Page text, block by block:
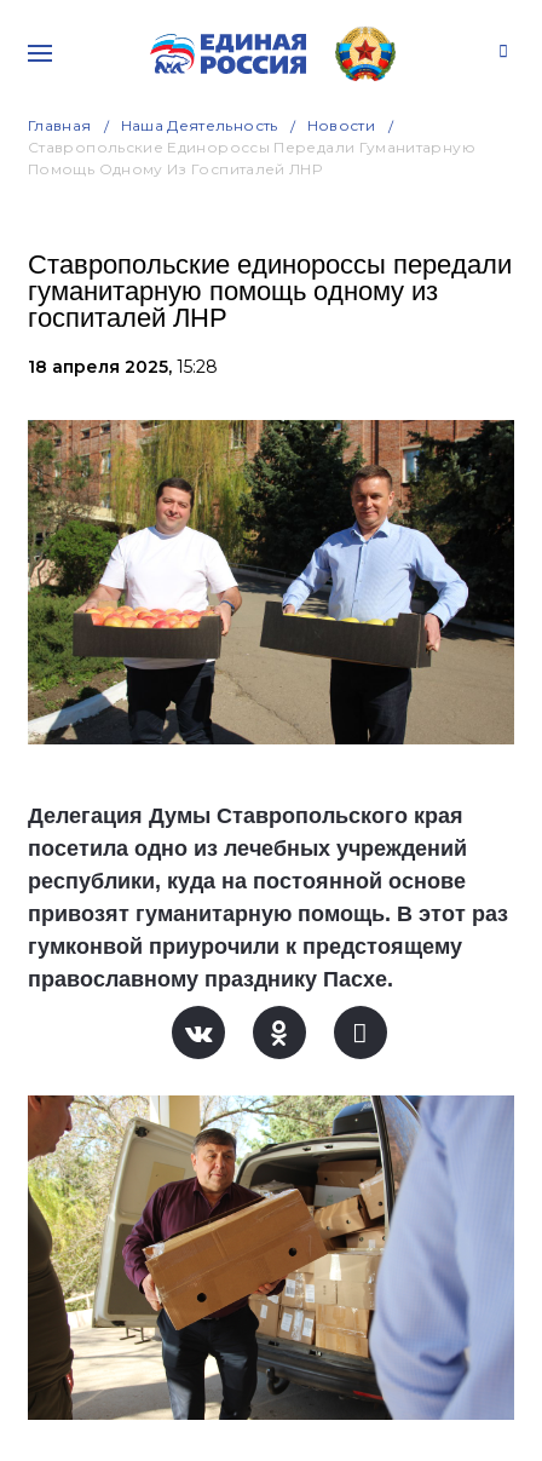
Главная Наша Деятельность
Новости
Ставропольские Единороссы Передали Гуманитарную
Помощь Одному Из Госпиталей ЛНР
Ставропольские единороссы передали
гуманитарную помощь одному из
госпиталей ЛНР
18 апреля 2025, 15:28
Делегация Думы Ставропольского края
посетила одно из лечебных учреждений
республики, куда на постоянной основе
привозят гуманитарную помощь. В этот раз
гумконвой приурочили к предстоящему
православному празднику Пасхе.